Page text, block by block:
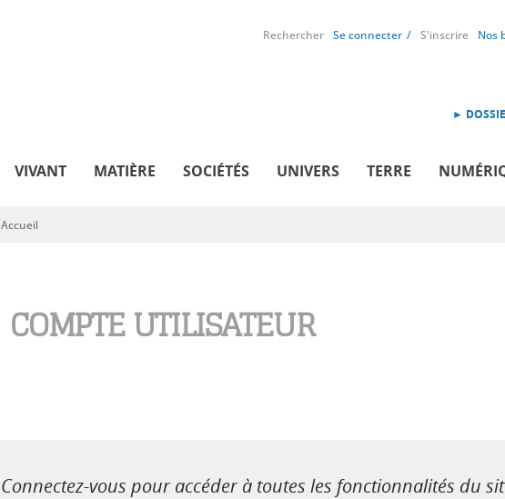
Rechercher Se connecter S'inscrire Nos
►
VIVANT MATIÈRE SOCIÉTÉS UNIVERS TERRE
Vous êtes ici
Accueil
COMPTE UTILISATEUR
Connectez-vous pour accéder à toutes les fonctionnalités du